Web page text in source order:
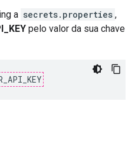
a secrets.properties ,
pelo valor da sua chave